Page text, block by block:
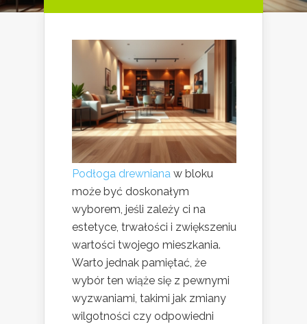
Podłoga drewniana w bloku
może być doskonałym
wyborem, jeśli zależy ci na
estetyce, trwałości i zwiększeniu
wartości twojego mieszkania.
Warto jednak pamiętać, że
wybór ten wiąże się z pewnymi
wyzwaniami, takimi jak zmiany
wilgotności czy odpowiedni